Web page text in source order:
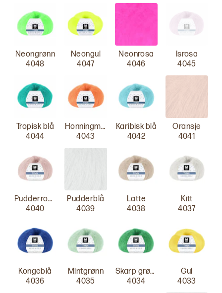
Neongrønn
4048
Neongul
4047
Neonrosa
4046
Isrosa
4045
Tropisk blå
4044
Honningmelon
4043
Karibisk blå
4042
Oransje
4041
Pudderrosa
4040
Pudderblå
4039
Latte
4038
Kitt
4037
Kongeblå
4036
Mintgrønn
4035
Skarp grønn
4034
Gul
4033